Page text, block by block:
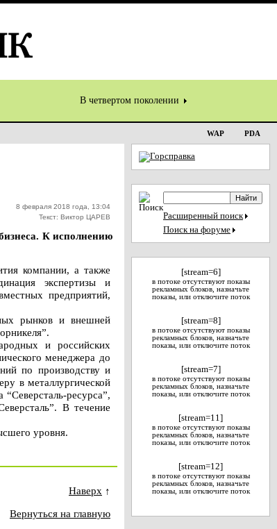
В четвертом поколении
WAP PDA
8 февраля 2018 года, 13:04
Текст: Виктор ЦАРЕВ
К исполнению
компании, а также
экспертизы и
предприятий,
рынков и внешней
и российских
менеджера до
по производству и
в металлургической
ресурса”,
В течение
уровня.
Наверх ↑
Вернуться на главную
Расширенный поиск
Поиск на форуме
[stream=6]
в потоке отсутствуют показы
рекламных блоков, назначьте
показы, или отключите поток
[stream=8]
в потоке отсутствуют показы
рекламных блоков, назначьте
показы, или отключите поток
[stream=7]
в потоке отсутствуют показы
рекламных блоков, назначьте
показы, или отключите поток
[stream=11]
в потоке отсутствуют показы
рекламных блоков, назначьте
показы, или отключите поток
[stream=12]
в потоке отсутствуют показы
рекламных блоков, назначьте
показы, или отключите поток